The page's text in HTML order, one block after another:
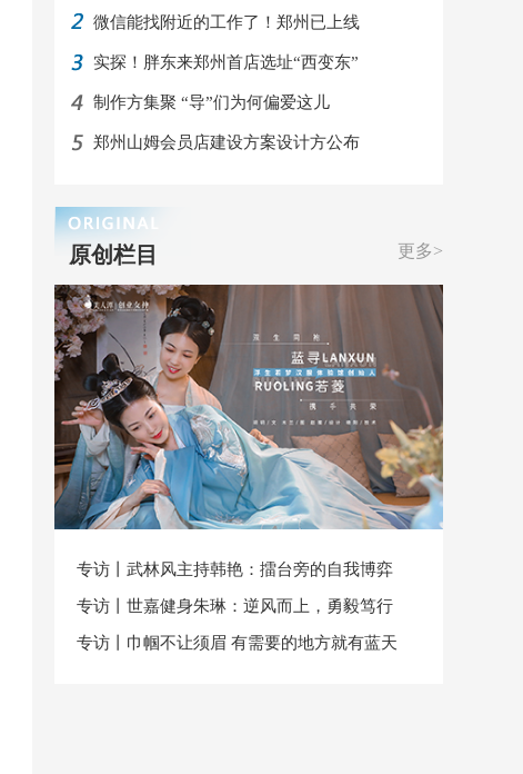
微信能找附近的工作了！郑州已上线
实探！胖东来郑州首店选址“西变东”
制作方集聚 “导”们为何偏爱这儿
郑州山姆会员店建设方案设计方公布
更多>
原创栏目
专访丨武林风主持韩艳：擂台旁的自我博弈
专访丨世嘉健身朱琳：逆风而上，勇毅笃行
专访丨巾帼不让须眉 有需要的地方就有蓝天